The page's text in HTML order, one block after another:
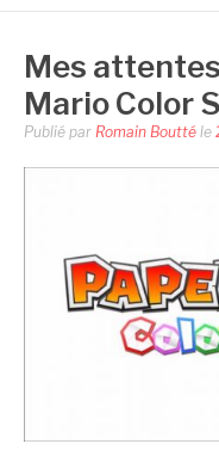
Mes
Mario Color
Publié par Romain Boutté le